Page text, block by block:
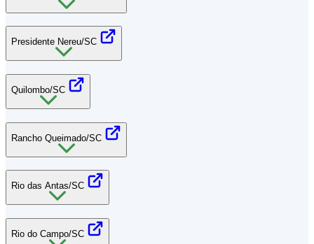
Presidente Nereu/SC
Quilombo/SC
Rancho Queimado/SC
Rio das Antas/SC
Rio do Campo/SC